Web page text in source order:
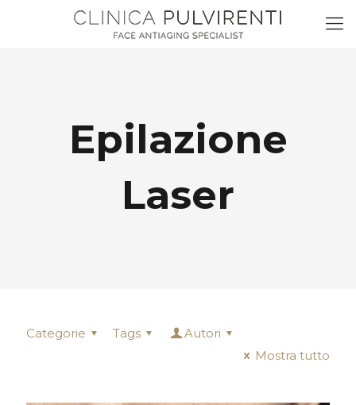
Epilazione
Laser
Categorie Tags
Autori
Mostra tutto